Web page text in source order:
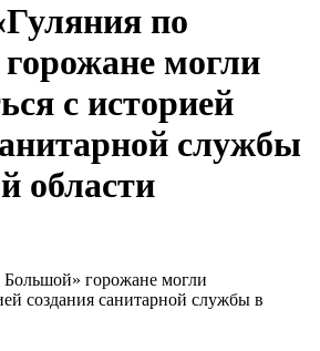
по
могли
с историей
службы
области
горожане могли
создания санитарной службы в